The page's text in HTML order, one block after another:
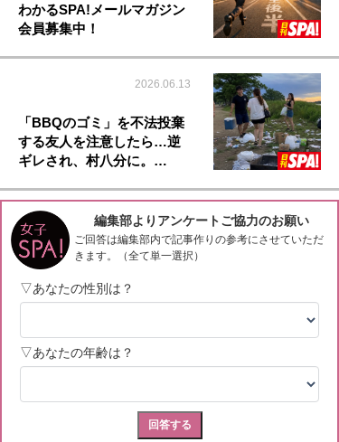
わかるSPA!メールマガジン
会員募集中！
2026.06.13
「BBQのゴミ」を不法投棄
する友人を注意したら…逆
ギレされ、村八分に。…